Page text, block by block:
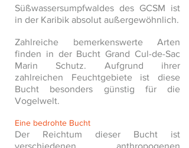
Süßwassersumpfwaldes des GCSM ist
in der Karibik absolut außergewöhnlich.
Zahlreiche bemerkenswerte Arten
finden in der Bucht Grand Cul-de-Sac
Marin Schutz. Aufgrund ihrer
zahlreichen Feuchtgebiete ist diese
Bucht besonders günstig für die
Vogelwelt.
Eine bedrohte Bucht
Der Reichtum dieser Bucht ist
verschiedenen anthropogenen